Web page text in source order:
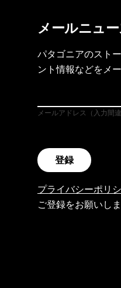
メールニュ
パタゴニアのスト
ント情報などをメ
メールアドレス（入力間
登録
プライバシーポリ
ご登録をお願いしま